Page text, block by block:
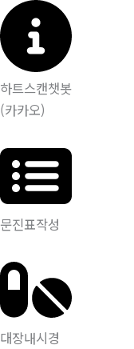
하트스캔챗봇
(카카오)
문진표작성
대장내시경